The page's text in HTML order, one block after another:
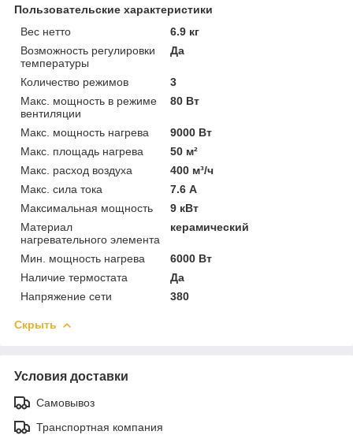
Пользовательские характеристики
Вес нетто
6.9 кг
Возможность регулировки
температуры
Да
Количество режимов
3
Макс. мощность в режиме
вентиляции
80 Вт
Макс. мощность нагрева
9000 Вт
Макс. площадь нагрева
50 м²
Макс. расход воздуха
400 м³/ч
Макс. сила тока
7.6 А
Максимальная мощность
9 кВт
Материал
нагревательного элемента
керамический
Мин. мощность нагрева
6000 Вт
Наличие термостата
Да
Напряжение сети
380
Скрыть
Условия доставки
Самовывоз
Транспортная компания